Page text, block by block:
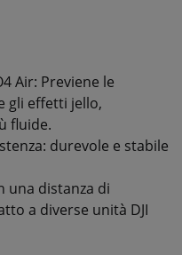
Air: Previene le
gli effetti jello,
fluide.
durevole e stabile
una distanza di
a diverse unità DJI